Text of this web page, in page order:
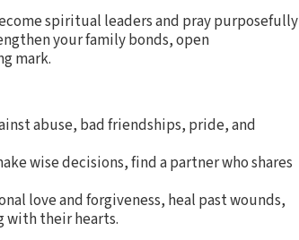
spiritual leaders and pray purposefully
your family bonds, open
mark.
abuse, bad friendships, pride, and
wise decisions, find a partner who shares
love and forgiveness, heal past wounds,
with their hearts.